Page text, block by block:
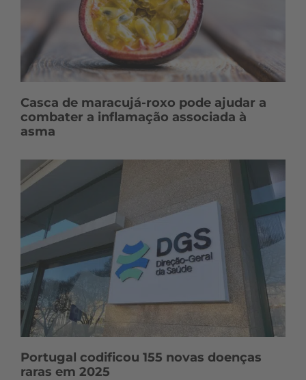
Casca de maracujá-roxo pode ajudar a
combater a inflamação associada à
asma
Portugal codificou 155 novas doenças
raras em 2025